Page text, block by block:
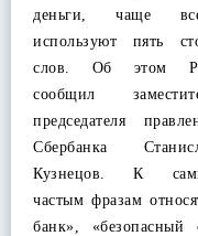
деньги, чаще
используют пять
слов. Об этом
сообщил
председателя
Сбербанка
Кузнецов. К
частым фразам
банк»,